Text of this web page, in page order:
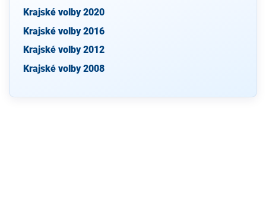
Krajské volby 2020
Krajské volby 2016
Krajské volby 2012
Krajské volby 2008